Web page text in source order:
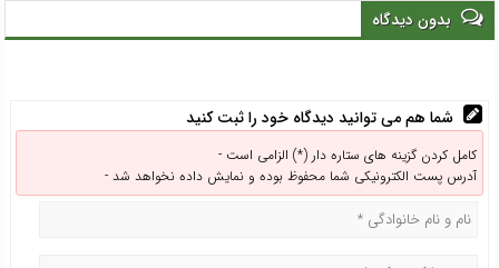
بدون دیدگاه
شما هم می توانید دیدگاه خود را ثبت کنید
کامل کردن گزینه های ستاره دار (*) الزامی است -
آدرس پست الکترونیکی شما محفوظ بوده و نمایش داده نخواهد شد -